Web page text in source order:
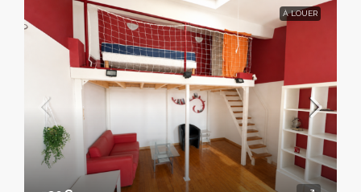
À LOUER